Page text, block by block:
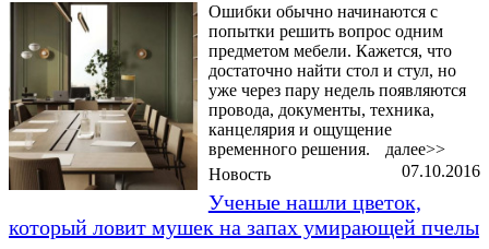
Ошибки обычно начинаются с
попытки решить вопрос одним
предметом мебели. Кажется, что
достаточно найти стол и стул, но
уже через пару недель появляются
провода, документы, техника,
канцелярия и ощущение
временного решения.
далее>>
07.10.2016
Новость
Ученые нашли цветок,
который ловит мушек на запах умирающей пчелы